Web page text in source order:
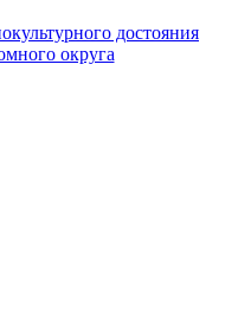
достояния
округа